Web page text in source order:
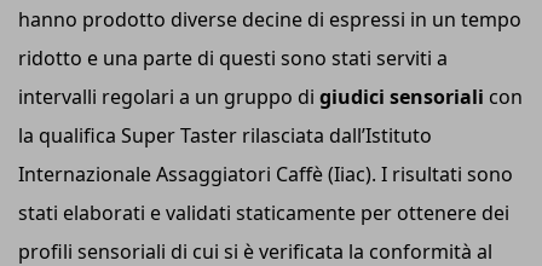
hanno prodotto diverse decine di espressi in un tempo
ridotto e una parte di questi sono stati serviti a
intervalli regolari a un gruppo di giudici sensoriali con
la qualifica Super Taster rilasciata dall’Istituto
Internazionale Assaggiatori Caffè (Iiac). I risultati sono
stati elaborati e validati staticamente per ottenere dei
profili sensoriali di cui si è verificata la conformità al